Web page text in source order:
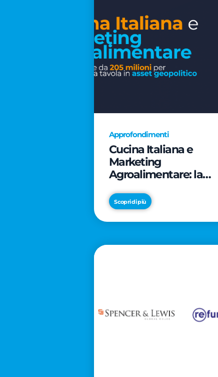
Approfondimenti
Cucina Italiana e
Marketing
Agroalimentare: la
milioni per trasformare
la tavola in asset
geopolitico
Scopri di più